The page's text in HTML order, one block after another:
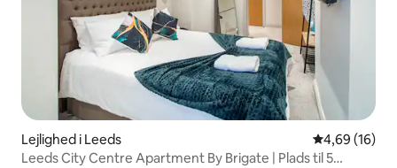
Lejlighed i Leeds 4,69 ud af 5 i
4,69 (16)
Leeds City Centre Apartment By Brigate | Plads til 5